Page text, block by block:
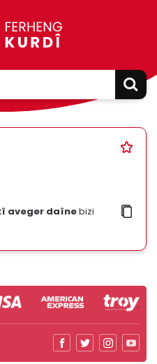
aveger daînebizi